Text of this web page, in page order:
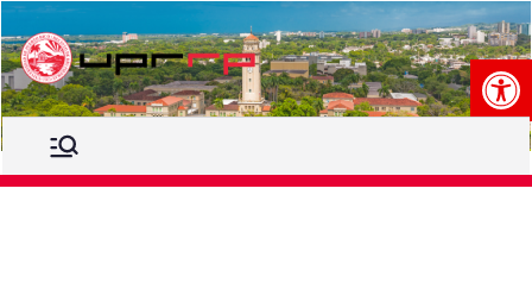
Comité de
Comité de Ética Recinto de
Río Piedras